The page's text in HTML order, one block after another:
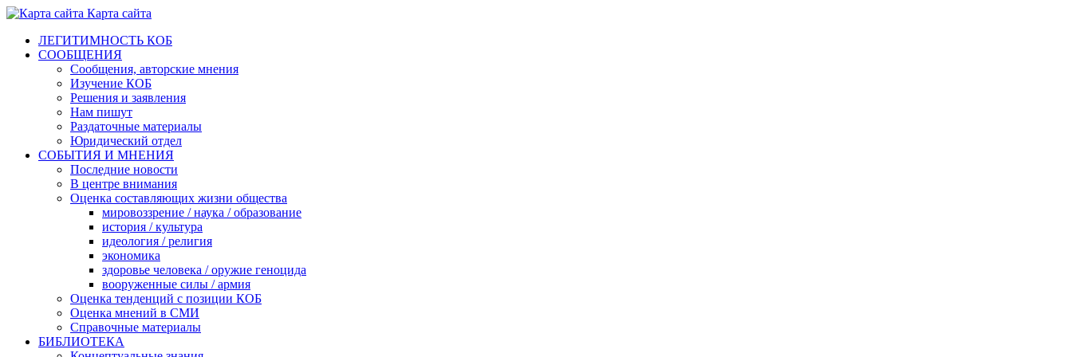
Карта сайта
ЛЕГИТИМНОСТЬ КОБ
СООБЩЕНИЯ
Сообщения, авторские мнения
Изучение КОБ
Решения и заявления
Нам пишут
Раздаточные материалы
Юридический отдел
СОБЫТИЯ И МНЕНИЯ
Последние новости
В центре внимания
Оценка составляющих жизни общества
мировоззрение / наука / образование
история / культура
идеология / религия
экономика
здоровье человека / оружие геноцида
вооруженные силы / армия
Оценка тенденций с позиции КОБ
Оценка мнений в СМИ
Справочные материалы
БИБЛИОТЕКА